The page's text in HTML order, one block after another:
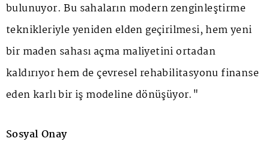
bulunuyor. Bu sahaların modern zenginleştirme
teknikleriyle yeniden elden geçirilmesi, hem yeni
bir maden sahası açma maliyetini ortadan
kaldırıyor hem de çevresel rehabilitasyonu finanse
eden karlı bir iş modeline dönüşüyor."
Sosyal Onay